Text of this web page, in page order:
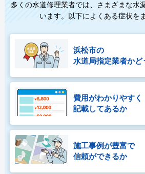
多くの水道修理業者では、さまざまな水
います。以下によくある症状を
浜松市の
水道局指定業者かど
費用がわかりやすく
記載してあるか
施工事例が豊富で
信頼ができるか